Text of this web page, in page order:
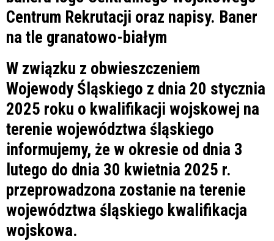
W związku z obwieszczeniem
Wojewody Śląskiego z dnia 20 stycznia
2025 roku o kwalifikacji wojskowej na
terenie województwa śląskiego
informujemy, że w okresie od dnia 3
lutego do dnia 30 kwietnia 2025 r.
przeprowadzona zostanie na terenie
województwa śląskiego kwalifikacja
wojskowa.